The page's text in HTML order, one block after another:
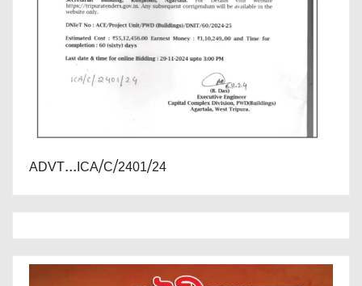
ADVT...ICA/C/2401/24